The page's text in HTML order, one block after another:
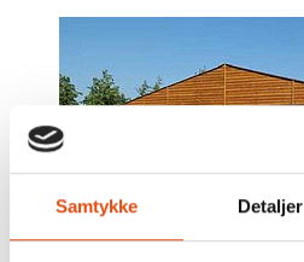
Samtykke Detaljer